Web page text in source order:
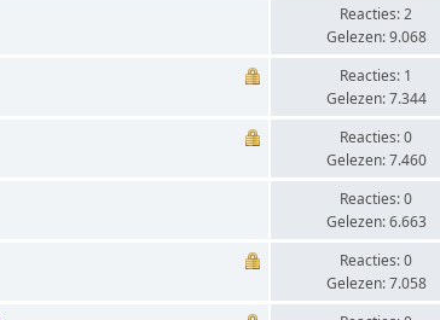
Reacties: 2
Gelezen: 9.068
Reacties: 1
Gelezen: 7.344
Reacties: 0
Gelezen: 7.460
Reacties: 0
Gelezen: 6.663
Reacties: 0
Gelezen: 7.058